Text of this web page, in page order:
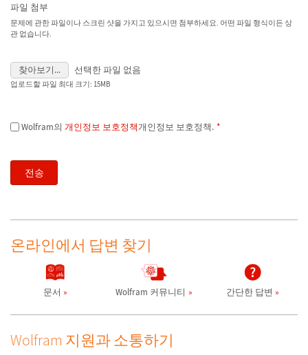
파일 첨부
문제에 관한 파일이나 스크린 샷을 가지고 있으시면 첨부하세요. 어떤 파일 형식이든 상
관 없습니다.
찾아보기... 선택한 파일 없음
업로드할 파일 최대 크기: 15MB
Wolfram의개인정보 보호정책개인정보 보호정책. *
온라인에서 답변 찾기
문서 Wolfram 커뮤니티 간단한 답변
Wolfram 지원과 소통하기